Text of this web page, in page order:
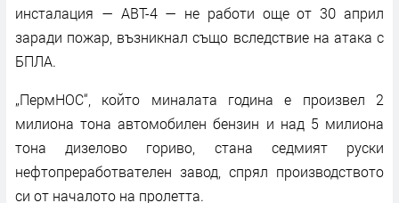
инсталация — АВТ-4 — не работи още от 30 април
заради пожар, възникнал също вследствие на атака с
БПЛА.
„ПермНОС“, който миналата година е произвел 2
милиона тона автомобилен бензин и над 5 милиона
тона дизелово гориво, стана седмият руски
нефтопреработвателен завод, спрял производството
си от началото на пролетта.